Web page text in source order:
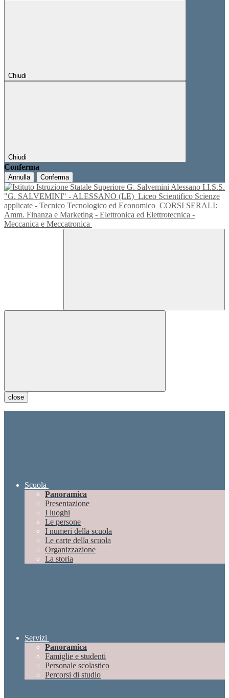
Chiudi
Chiudi
Conferma
Annulla Conferma
I.I.S.S.
"G. SALVEMINI" - ALESSANO (LE) Liceo Scientifico Scienze
applicate - Tecnico Tecnologico ed Economico CORSI SERALI:
Amm. Finanza e Marketing - Elettronica ed Elettrotecnica -
Meccanica e Meccatronica
close
Scuola
Panoramica
Presentazione
I luoghi
Le persone
I numeri della scuola
Le carte della scuola
Organizzazione
La storia
Servizi
Panoramica
Famiglie e studenti
Personale scolastico
Percorsi di studio